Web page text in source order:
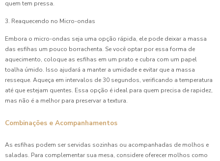
quem tem pressa.
3. Reaquecendo no Micro-ondas
Embora o micro-ondas seja uma opção rápida, ele pode deixar a massa
das esfihas um pouco borrachenta. Se você optar por essa forma de
aquecimento, coloque as esfihas em um prato e cubra com um papel
toalha úmido. Isso ajudará a manter a umidade e evitar que a massa
resseque. Aqueça em intervalos de 30 segundos, verificando a temperatura
até que estejam quentes. Essa opção é ideal para quem precisa de rapidez,
mas não é a melhor para preservar a textura.
Combinações e Acompanhamentos
As esfihas podem ser servidas sozinhas ou acompanhadas de molhos e
saladas. Para complementar sua mesa, considere oferecer molhos como